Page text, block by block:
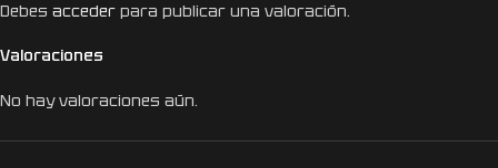
Valoraciones
No hay valoraciones aún.
Debes acceder para publicar una valoración.